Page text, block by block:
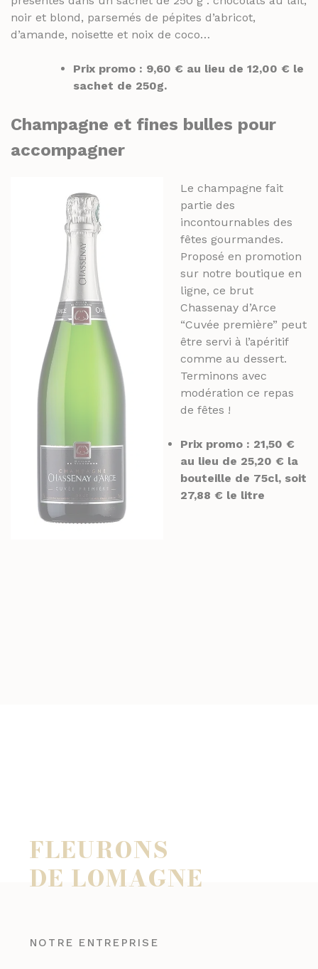
noir et blond, parsemés de pépites d’abricot,
d’amande, noisette et noix de coco…
Prix promo : 9,60 € au lieu de 12,00 € le
sachet de 250g.
Champagne et fines bulles pour
accompagner
Le champagne fait
partie des
incontournables des
fêtes gourmandes.
Proposé en promotion
sur notre boutique en
ligne, ce brut
Chassenay d’Arce
“Cuvée première” peut
être servi à l’apéritif
comme au dessert.
Terminons avec
modération ce repas
de fêtes !
Prix promo : 21,50 €
au lieu de 25,20 € la
bouteille de 75cl, soit
27,88 € le litre
FLEURONS
DE LOMAGNE
NOTRE ENTREPRISE